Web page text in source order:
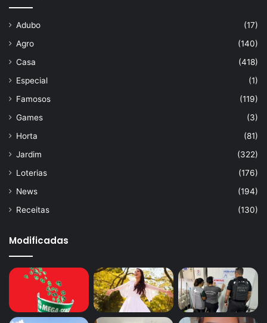
Adubo
(17)
Agro
(140)
Casa
(418)
Especial
(1)
Famosos
(119)
Games
(3)
Horta
(81)
Jardim
(322)
Loterias
(176)
News
(194)
Receitas
(130)
Modificadas